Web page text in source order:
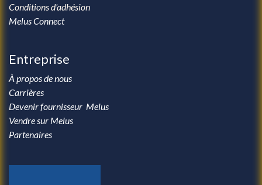
Conditions d'adhésion
Melus Connect
Entreprise
À propos de nous
Carrières
Devenir fournisseur Melus
Vendre sur Melus
Partenaires